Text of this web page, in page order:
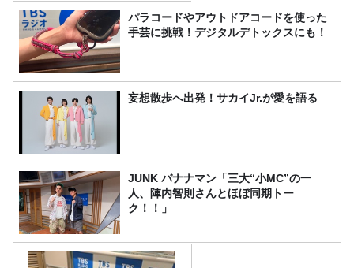
パラコードやアウトドアコードを使った
手芸に挑戦！デジタルデトックスにも！
妄想散歩へ出発！サカイJr.が愛を語る
JUNK バナナマン「三大“小MC”の一
人、陣内智則さんとほぼ同期トー
ク！！」